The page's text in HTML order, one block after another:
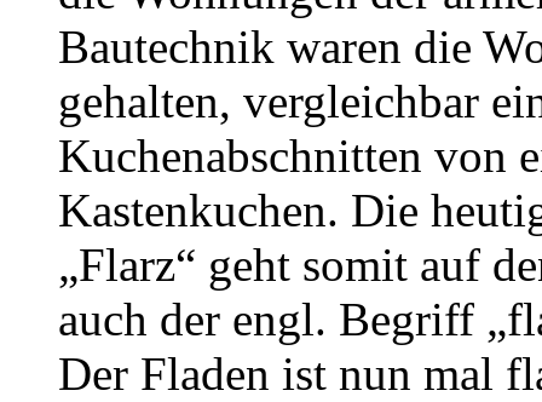
Bautechnik waren die
gehalten, vergleichbar
Kuchenabschnitten von
Kastenkuchen. Die
„Flarz“ geht somit auf
auch der engl. Begriff
Der Fladen ist nun mal